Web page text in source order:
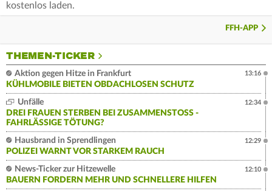
kostenlos laden.
FFH-APP
THEMEN-TICKER
Aktion gegen Hitze in Frankfurt
KÜHLMOBILE BIETEN OBDACHLOSEN SCHUTZ
13:16
Unfälle
DREI FRAUEN STERBEN BEI ZUSAMMENSTOSS - F
AHRLÄSSIGE TÖTUNG?
12:34
Hausbrand in Sprendlingen
POLIZEI WARNT VOR STARKEM RAUCH
12:29
News-Ticker zur Hitzewelle
BAUERN FORDERN MEHR UND SCHNELLERE HILFEN
12:10